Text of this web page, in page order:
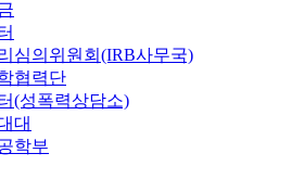
심의위원회(IRB사무국)
협력단
(성폭력상담소)
대
학부